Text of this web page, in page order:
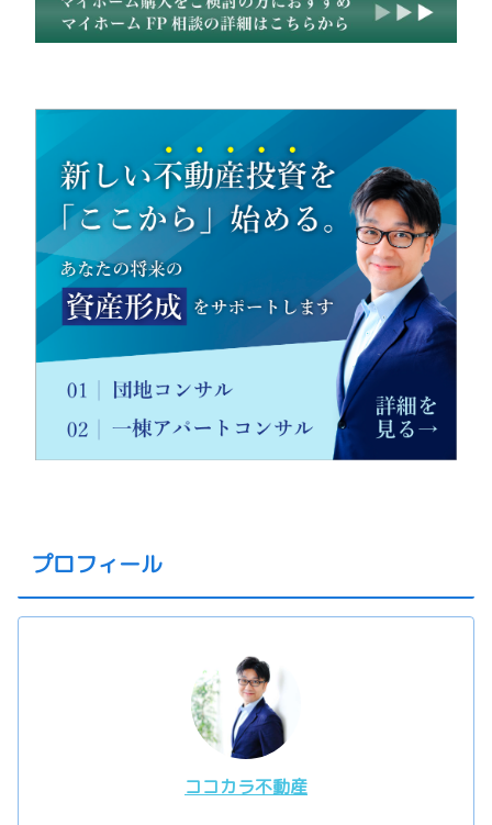
プロフィール
ココカラ不動産